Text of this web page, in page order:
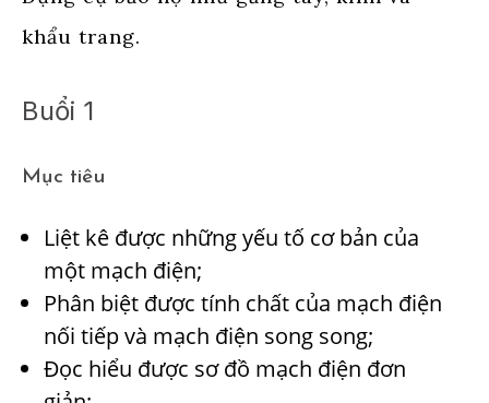
khẩu trang.
Buổi 1
Mục tiêu
Liệt kê được những yếu tố cơ bản của
một mạch điện;
Phân biệt được tính chất của mạch điện
nối tiếp và mạch điện song song;
Đọc hiểu được sơ đồ mạch điện đơn